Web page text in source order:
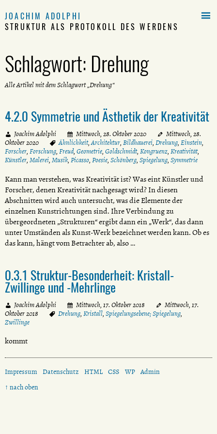
JOACHIM ADOLPHI
STRUKTUR ALS PROTOKOLL DES WERDENS
Schlagwort: Drehung
Alle Artikel mit dem Schlagwort „Drehung“
4.2.0 Symmetrie und Ästhetik der Kreativität
Joachim Adolphi Mittwoch, 28. Oktober 2020
Mittwoch, 28.
Oktober 2020
Ähnlichkeit,Architektur, Bildhauerei, Drehung, Einstein,
Forscher, Forschung, Freud, Geometrie, Goldschmidt, Kongruenz, Kreativität,
Künstler, Malerei, Musik, Picasso, Poesie, Schönberg, Spiegelung, Symmetrie
Kann man verstehen, was Kreativität ist? Was eint Künstler und
Forscher, denen Kreativität nachgesagt wird? In diesen
Abschnitten wird auch untersucht, was die Elemente der
einzelnen Kunstrichtungen sind. Ihre Verbindung zu
übergeordneten „Strukturen“ ergibt dann ein „Werk“, das dann
unter Umständen als Kunst-Werk bezeichnet werden kann. Ob es
das kann, hängt vom Betrachter ab, also …
0.3.1 Struktur-Besonderheit: Kristall-
Zwillinge und -Mehrlinge
Joachim Adolphi Mittwoch, 17. Oktober 2018
Mittwoch, 17.
Oktober 2018
Drehung, Kristall, Spiegelungsebene; Spiegelung,
Zwillinge
kommt

Impressum Datenschutz HTML CSS WP Admin
↑ nach oben